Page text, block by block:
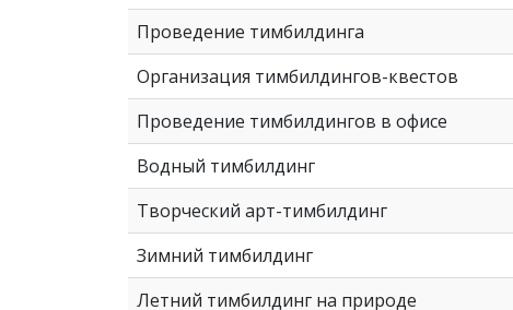
Проведение тимбилдинга
Организация тимбилдингов-квестов
Проведение тимбилдингов в офисе
Водный тимбилдинг
Творческий арт-тимбилдинг
Зимний тимбилдинг
Летний тимбилдинг на природе